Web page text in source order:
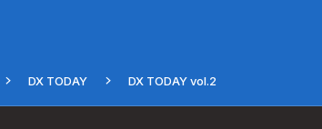
DX TODAY DX TODAY vol.2